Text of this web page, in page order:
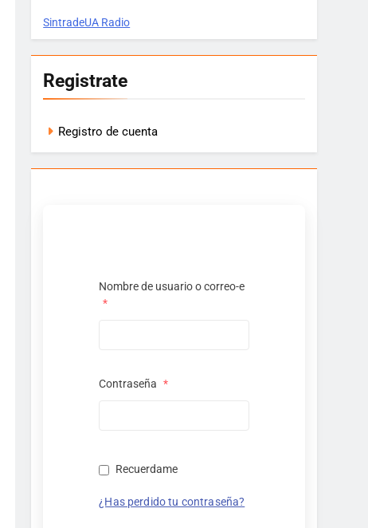
SintradeUA Radio
Registrate
Registro de cuenta
Nombre de usuario o correo-e
*
Contraseña *
Recuerdame
¿Has perdido tu contraseña?